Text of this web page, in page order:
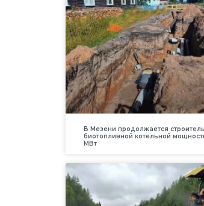
В Мезени продолжается
биотопливной котельной
МВт